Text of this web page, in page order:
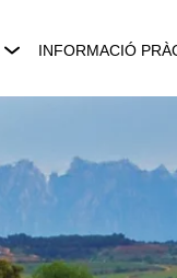
INFORMACIÓ